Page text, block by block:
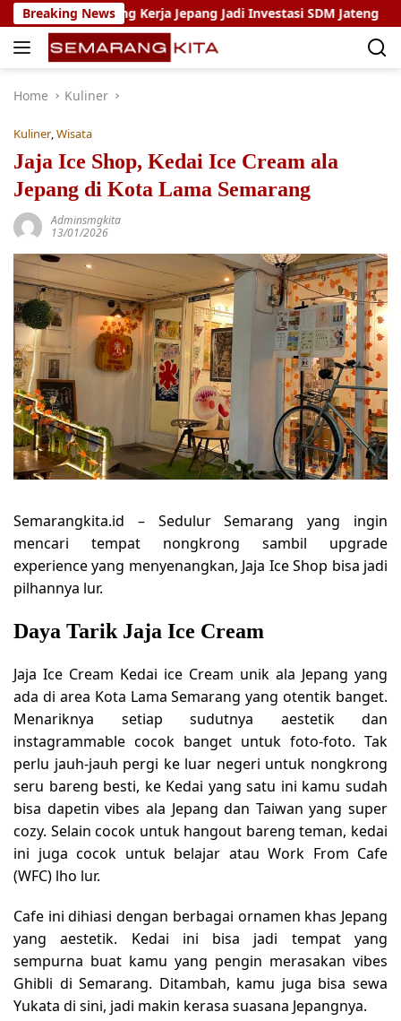
Skip
to
content
Breaking News
Magang Kerja Jepang Jadi Investasi SDM Jateng
Home Kuliner
Kuliner,Wisata
Jaja Ice Shop, Kedai Ice Cream ala
Jepang di Kota Lama Semarang
Adminsmgkita
13/01/2026
Semarangkita.id – Sedulur Semarang yang ingin
mencari tempat nongkrong sambil upgrade
experience yang menyenangkan, Jaja Ice Shop bisa jadi
pilhannya lur.
Daya Tarik Jaja Ice Cream
Jaja Ice Cream Kedai ice Cream unik ala Jepang yang
ada di area Kota Lama Semarang yang otentik banget.
Menariknya setiap sudutnya aestetik dan
instagrammable cocok banget untuk foto-foto. Tak
perlu jauh-jauh pergi ke luar negeri untuk nongkrong
seru bareng besti, ke Kedai yang satu ini kamu sudah
bisa dapetin vibes ala Jepang dan Taiwan yang super
cozy. Selain cocok untuk hangout bareng teman, kedai
ini juga cocok untuk belajar atau Work From Cafe
(WFC) lho lur.
Cafe ini dihiasi dengan berbagai ornamen khas Jepang
yang aestetik. Kedai ini bisa jadi tempat yang
sempurna buat kamu yang pengin merasakan vibes
Ghibli di Semarang. Ditambah, kamu juga bisa sewa
Yukata di sini, jadi makin kerasa suasana Jepangnya.